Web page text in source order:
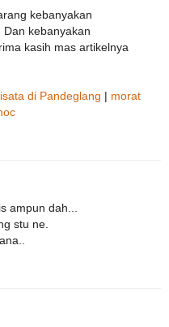
kebanyakan
kebanyakan
kasih mas artikelnya
di Pandeglang | morat
ampun dah...
stu ne.